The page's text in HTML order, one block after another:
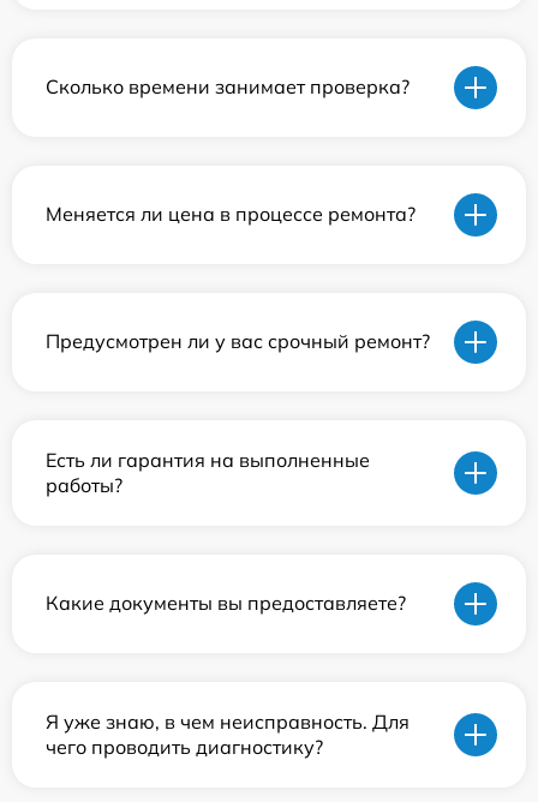
Сколько времени занимает проверка?
Меняется ли цена в процессе ремонта?
Предусмотрен ли у вас срочный ремонт?
Есть ли гарантия на выполненные
работы?
Какие документы вы предоставляете?
Я уже знаю, в чем неисправность. Для
чего проводить диагностику?